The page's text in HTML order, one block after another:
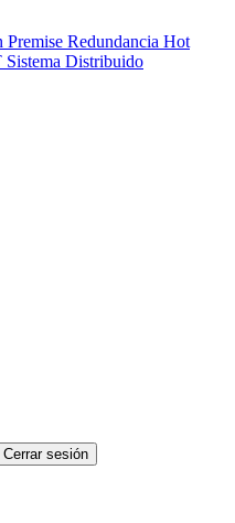
Redundancia Hot
Sistema Distribuido
Cerrar sesión